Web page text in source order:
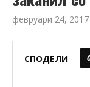
февруари 24, 2017
СПОДЕЛИ